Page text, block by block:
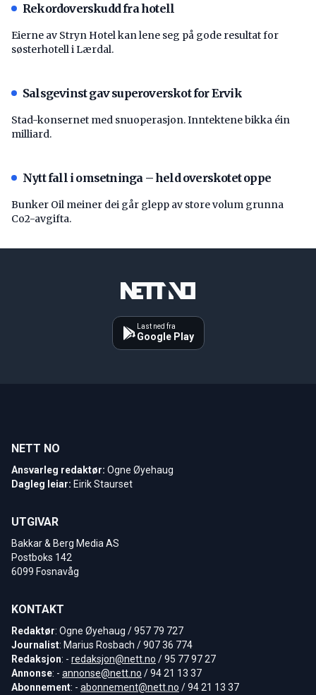
Rekordoverskudd fra hotell
Eierne av Stryn Hotel kan lene seg på gode resultat for
søsterhotell i Lærdal.
Salsgevinst gav superoverskot for Ervik
Stad-konsernet med snuoperasjon. Inntektene bikka éin
milliard.
Nytt fall i omsetninga – held overskotet oppe
Bunker Oil meiner dei går glepp av store volum grunna
Co2-avgifta.
Last ned fra
Google Play
NETT NO
Ansvarleg redaktør: Ogne Øyehaug
Dagleg leiar: Eirik Staurset
UTGIVAR
Bakkar & Berg Media AS
Postboks 142
6099 Fosnavåg
KONTAKT
Redaktør: Ogne Øyehaug / 957 79 727
Journalist: Marius Rosbach / 907 36 774
Redaksjon: - redaksjon@nett.no / 95 77 97 27
Annonse: - annonse@nett.no / 94 21 13 37
Abonnement: - abonnement@nett.no / 94 21 13 37